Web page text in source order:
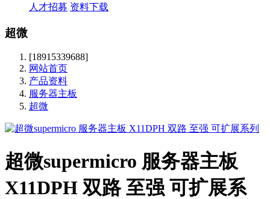
人才招募 资料下载
超微
[18915339688]
网站首页
产品资料
服务器主板
超微
超微supermicro 服务器主板
X11DPH 双路 至强 可扩展系